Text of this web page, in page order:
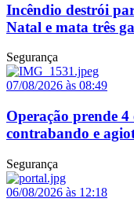
Incêndio destrói
Natal e mata três
Segurança
07/08/2026 às 08:49
Operação prende 4
contrabando e
Segurança
06/08/2026 às 12:18